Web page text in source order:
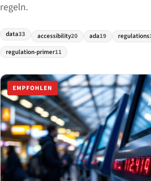
regeln.
data33 accessibility20 ada19 regulations
regulation-primer11
EMPFOHLEN